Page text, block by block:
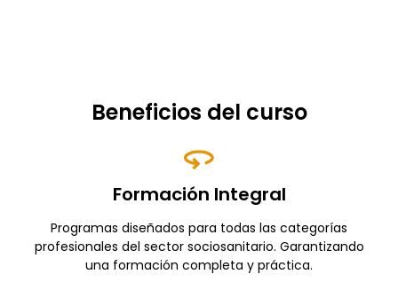
Beneficios del curso
Formación Integral
Programas diseñados para todas las categorías
profesionales del sector sociosanitario. Garantizando
una formación completa y práctica.